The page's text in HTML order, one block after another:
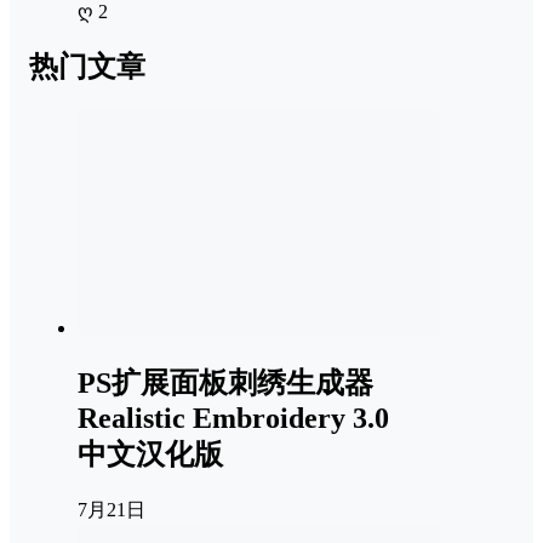
ღ 2
热门文章
PS扩展面板刺绣生成器
Realistic Embroidery 3.0
中文汉化版
7月21日